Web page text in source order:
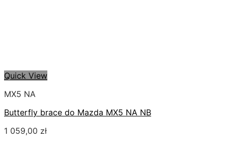
Quick View
MX5 NA
Butterfly brace do Mazda MX5 NA NB
1 059,00 zł